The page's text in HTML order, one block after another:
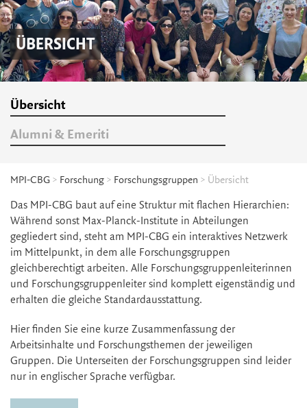
ÜBERSICHT
Übersicht
Alumni & Emeriti
MPI-CBG > Forschung > Forschungsgruppen > Übersicht
Das MPI-CBG baut auf eine Struktur mit flachen Hierarchien:
Während sonst Max-Planck-Institute in Abteilungen
gegliedert sind, steht am MPI-CBG ein interaktives Netzwerk
im Mittelpunkt, in dem alle Forschungsgruppen
gleichberechtigt arbeiten. Alle Forschungsgruppenleiterinnen
und Forschungsgruppenleiter sind komplett eigenständig und
erhalten die gleiche Standardausstattung.
Hier finden Sie eine kurze Zusammenfassung der
Arbeitsinhalte und Forschungsthemen der jeweiligen
Gruppen. Die Unterseiten der Forschungsgruppen sind leider
nur in englischer Sprache verfügbar.